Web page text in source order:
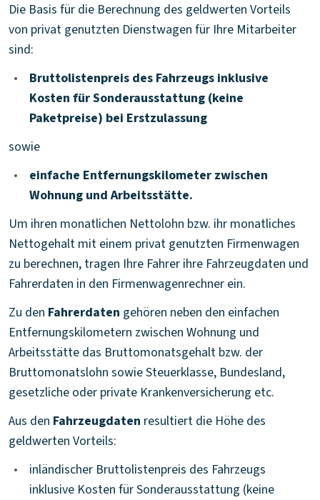
Die Basis für die Berechnung des geldwerten Vorteils
von privat genutzten Dienstwagen für Ihre Mitarbeiter
sind:
•
Bruttolistenpreis des Fahrzeugs inklusive
Kosten für Sonderausstattung (keine
Paketpreise) bei Erstzulassung
sowie
•
einfache Entfernungskilometer zwischen
Wohnung und Arbeitsstätte.
Um ihren monatlichen Nettolohn bzw. ihr monatliches
Nettogehalt mit einem privat genutzten Firmenwagen
zu berechnen, tragen Ihre Fahrer ihre Fahrzeugdaten und
Fahrerdaten in den Firmenwagenrechner ein.
Zu den Fahrerdaten gehören neben den einfachen
Entfernungskilometern zwischen Wohnung und
Arbeitsstätte das Bruttomonatsgehalt bzw. der
Bruttomonatslohn sowie Steuerklasse, Bundesland,
gesetzliche oder private Krankenversicherung etc.
Aus den Fahrzeugdaten resultiert die Höhe des
geldwerten Vorteils:
•
inländischer Bruttolistenpreis des Fahrzeugs
inklusive Kosten für Sonderausstattung (keine